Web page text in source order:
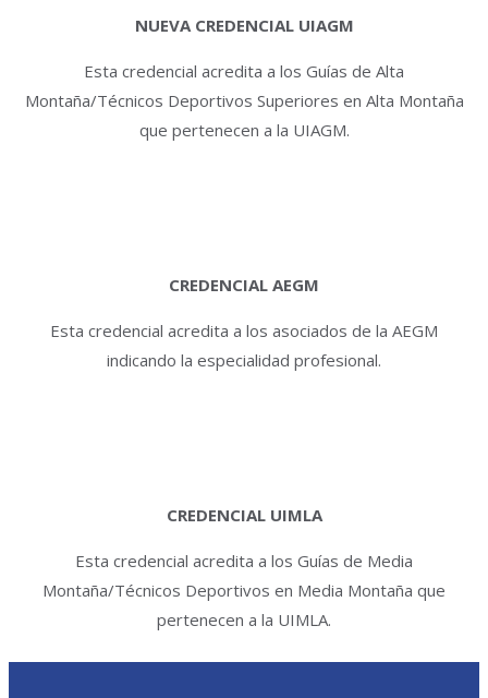
NUEVA CREDENCIAL UIAGM
Esta credencial acredita a los Guías de Alta
Montaña/Técnicos Deportivos Superiores en Alta Montaña
que pertenecen a la UIAGM.
CREDENCIAL AEGM
Esta credencial acredita a los asociados de la AEGM
indicando la especialidad profesional.
CREDENCIAL UIMLA
Esta credencial acredita a los Guías de Media
Montaña/Técnicos Deportivos en Media Montaña que
pertenecen a la UIMLA.